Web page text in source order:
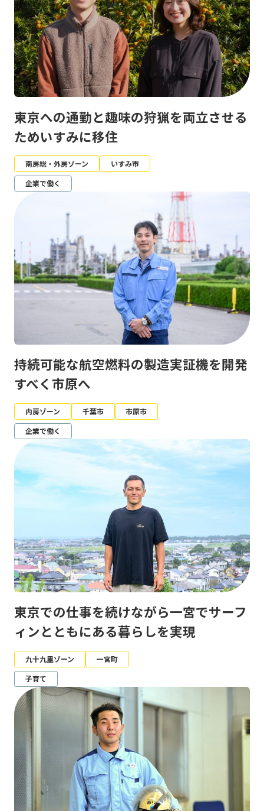
東京への通勤と趣味の狩猟を両立させる
ためいすみに移住
南房総・外房ゾーン
いすみ市
企業で働く
持続可能な航空燃料の製造実証機を開発
すべく市原へ
内房ゾーン 千葉市
市原市
企業で働く
東京での仕事を続けながら一宮でサーフ
ィンとともにある暮らしを実現
九十九里ゾーン
一宮町
子育て